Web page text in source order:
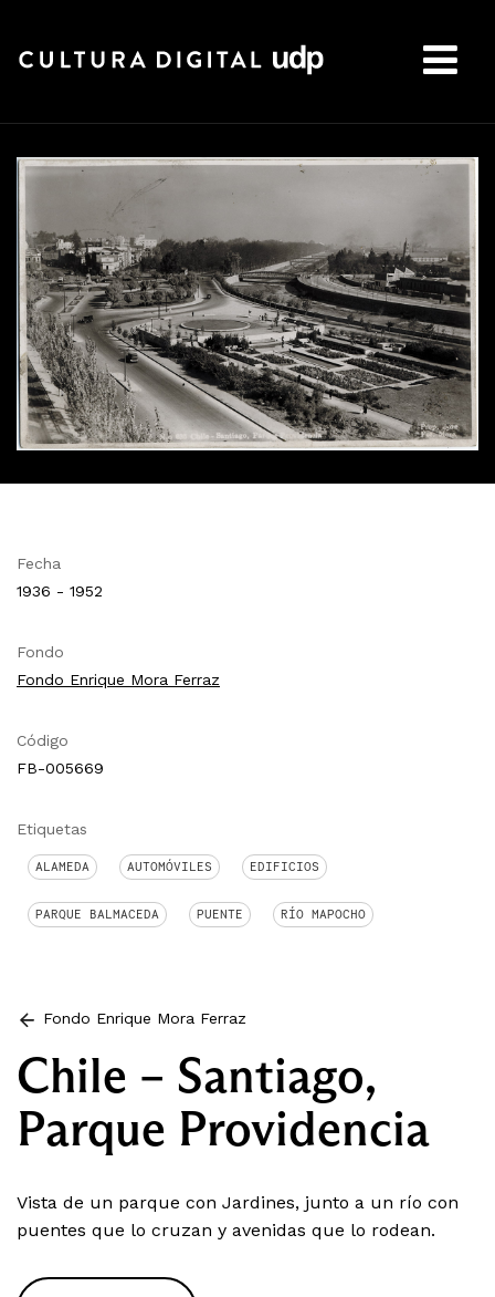
Fecha
1936 - 1952
Fondo
Fondo Enrique Mora Ferraz
Código
FB-005669
Etiquetas
ALAMEDA AUTOMÓVILES EDIFICIOS
PARQUE BALMACEDA PUENTE RÍO MAPOCHO
Fondo Enrique Mora Ferraz
Chile – Santiago,
Parque Providencia
Vista de un parque con Jardines, junto a un río con
puentes que lo cruzan y avenidas que lo rodean.